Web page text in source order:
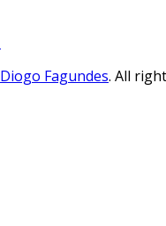
Diogo Fagundes. All